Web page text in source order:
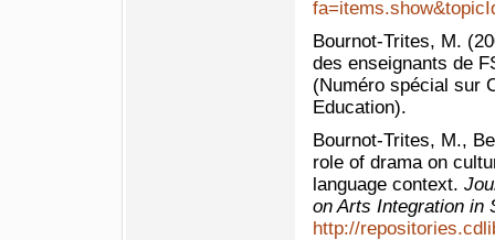
Bournot-Trites, M.
des enseignants de
(Numéro spécial sur
Education).
Bournot-Trites, M.,
role of drama on
language context.
on Arts Integration in
http://